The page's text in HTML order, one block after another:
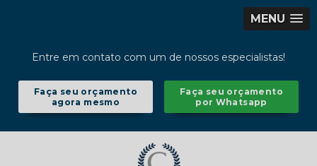
MENU
Entre em contato com um de nossos especialistas!
Faça seu orçamento
agora mesmo
Faça seu orçamento
por Whatsapp